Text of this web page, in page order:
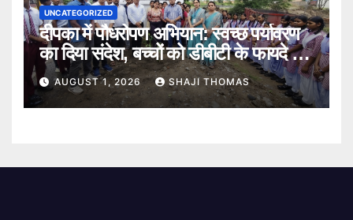
UNCATEGORIZED
दीपका में पौधरोपण अभियान: स्वच्छ पर्यावरण
का दिया संदेश, बच्चों को डीबीटी के फायदे भी
बताए।
AUGUST 1, 2026 SHAJI THOMAS